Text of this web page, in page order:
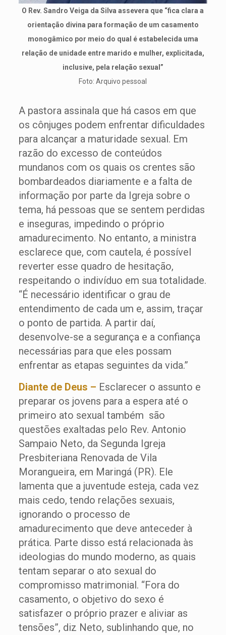
O Rev. Sandro Veiga da Silva assevera que “fica clara a
orientação divina para formação de um casamento
monogâmico por meio do qual é estabelecida uma
relação de unidade entre marido e mulher, explicitada,
inclusive, pela relação sexual”
Foto: Arquivo pessoal
A pastora assinala que há casos em que
os cônjuges podem enfrentar dificuldades
para alcançar a maturidade sexual. Em
razão do excesso de conteúdos
mundanos com os quais os crentes são
bombardeados diariamente e a falta de
informação por parte da Igreja sobre o
tema, há pessoas que se sentem perdidas
e inseguras, impedindo o próprio
amadurecimento. No entanto, a ministra
esclarece que, com cautela, é possível
reverter esse quadro de hesitação,
respeitando o indivíduo em sua totalidade.
“É necessário identificar o grau de
entendimento de cada um e, assim, traçar
o ponto de partida. A partir daí,
desenvolve-se a segurança e a confiança
necessárias para que eles possam
enfrentar as etapas seguintes da vida.”
Diante de Deus – Esclarecer o assunto e
preparar os jovens para a espera até o
primeiro ato sexual também são
questões exaltadas pelo Rev. Antonio
Sampaio Neto, da Segunda Igreja
Presbiteriana Renovada de Vila
Morangueira, em Maringá (PR). Ele
lamenta que a juventude esteja, cada vez
mais cedo, tendo relações sexuais,
ignorando o processo de
amadurecimento que deve anteceder à
prática. Parte disso está relacionada às
ideologias do mundo moderno, as quais
tentam separar o ato sexual do
compromisso matrimonial. “Fora do
casamento, o objetivo do sexo é
satisfazer o próprio prazer e aliviar as
tensões”, diz Neto, sublinhando que, no